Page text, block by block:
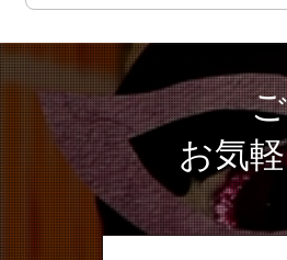
お気